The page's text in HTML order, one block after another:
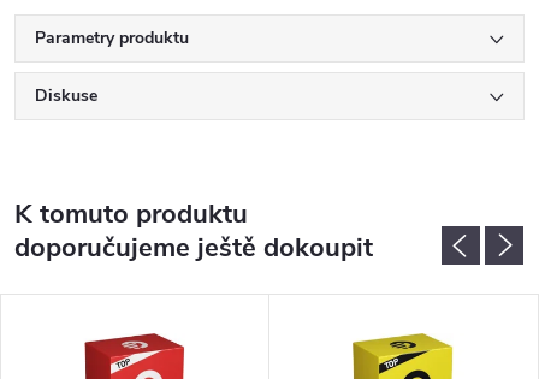
Parametry produktu
Diskuse
K tomuto produktu
doporučujeme ještě dokoupit